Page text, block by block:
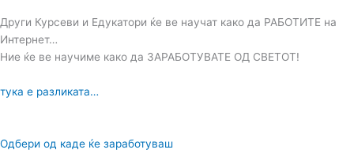
Други Курсеви и Едукатори ќе ве научат како да РАБОТИТЕ на
Интернет…
Ние ќе ве научиме како да ЗАРАБОТУВАТЕ ОД СВЕТОТ!
тука е разликата…
Одбери од каде ќе заработуваш